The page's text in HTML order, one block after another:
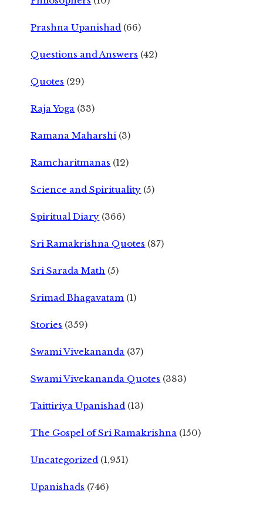
Prashna Upanishad (66)
Questions and Answers (42)
Quotes (29)
Raja Yoga (33)
Ramana Maharshi (3)
Ramcharitmanas (12)
Science and Spirituality (5)
Spiritual Diary (366)
Sri Ramakrishna Quotes (87)
Sri Sarada Math (5)
Srimad Bhagavatam (1)
Stories (359)
Swami Vivekananda (37)
Swami Vivekananda Quotes (383)
Taittiriya Upanishad (13)
The Gospel of Sri Ramakrishna (150)
Uncategorized (1,951)
Upanishads (746)